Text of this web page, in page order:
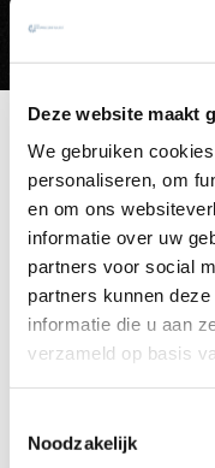
Deze website maakt
We gebruiken
personaliseren, om
en om ons
informatie over uw
partners voor social
partners kunnen
informatie die u aan
verzameld op basis
Noodzakelijk
de heuvels
1945 de
Pedro Arrupe was
de atoombom viel
‘Ik was om 8.15 uur
priester, toen we
zagen. Terwijl ik de
hoorden we een
heuvel op om beter